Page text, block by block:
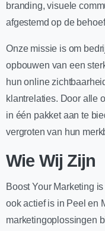
branding, visuele
afgestemd op de
Onze missie is om
opbouwen van een
hun online
klantrelaties. Door alle
in één pakket aan te
vergroten van hun
Wie Wij Zijn
Boost Your Marketing
ook actief is in Peel en
marketingoplossingen